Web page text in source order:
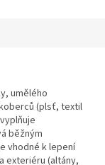
umělého
(plsť, textil
běžným
vhodné k lepení
exteriéru (altány,